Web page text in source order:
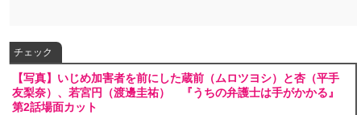
チェック
【写真】いじめ加害者を前にした蔵前（ムロツヨシ）と杏（平手
友梨奈）、若宮円（渡邊圭祐） 『うちの弁護士は手がかかる』
第2話場面カット